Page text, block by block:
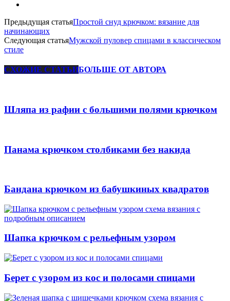
Предыдущая статьяПростой снуд крючком: вязание для
начинающих
Следующая статьяМужской пуловер спицами в классическом
стиле
СХОЖИЕ СТАТЬИБОЛЬШЕ ОТ АВТОРА
Шляпа из рафии с большими полями крючком
Панама крючком столбиками без накида
Бандана крючком из бабушкиных квадратов
Шапка крючком с рельефным узором
Берет с узором из кос и полосами спицами